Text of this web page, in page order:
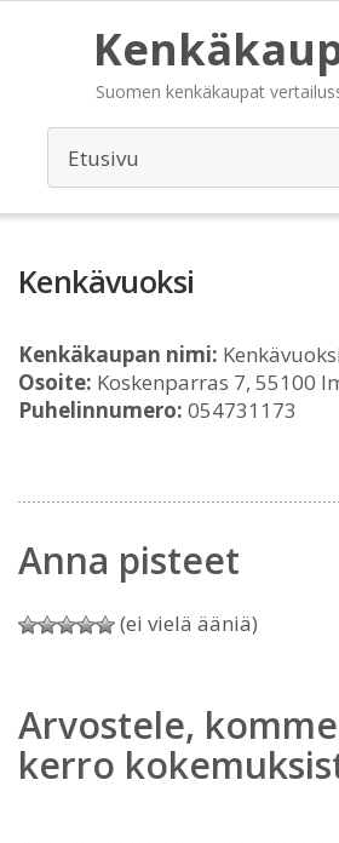
Suomen kenkäkaupat
Kenkävuoksi
Kenkäkaupan nimi: Kenkävuoksi
Osoite: Koskenparras 7, 55100
Puhelinnumero: 054731173
Anna pisteet
(ei vielä ääniä)
Arvostele,
kerro